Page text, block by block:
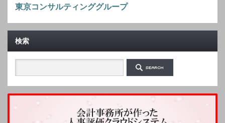
東京コンサルティンググループ
検索